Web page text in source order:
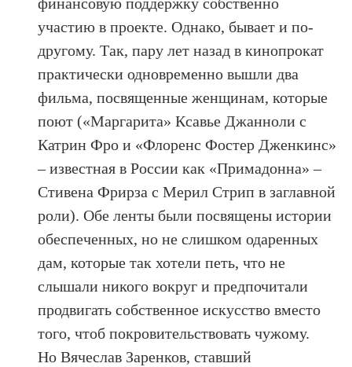
участию в проекте. Однако, бывает и по-
другому. Так, пару лет назад в кинопрокат
практически одновременно вышли два
фильма, посвященные женщинам, которые
поют («Маргарита» Ксавье Джанноли с
Катрин Фро и «Флоренс Фостер Дженкинс»
– известная в России как «Примадонна» –
Стивена Фрирза с Мерил Стрип в заглавной
роли). Обе ленты были посвящены истории
обеспеченных, но не слишком одаренных
дам, которые так хотели петь, что не
слышали никого вокруг и предпочитали
продвигать собственное искусство вместо
того, чтоб покровительствовать чужому.
Но Вячеслав Заренков, ставший